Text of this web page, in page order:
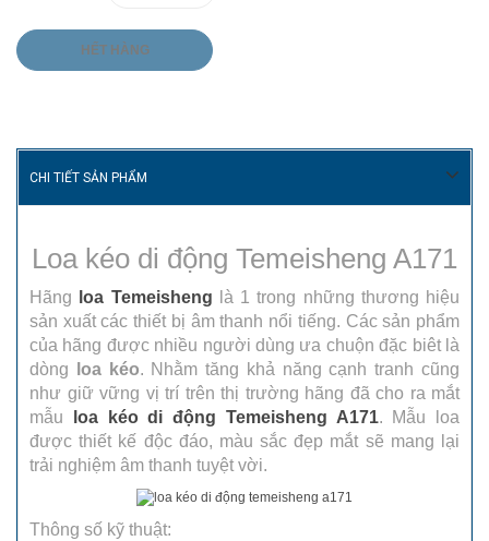
HẾT HÀNG
CHI TIẾT SẢN PHẨM
Loa kéo di động Temeisheng A171
Hãng loa Temeisheng là 1 trong những thương hiệu
sản xuất các thiết bị âm thanh nổi tiếng. Các sản phẩm
của hãng được nhiều người dùng ưa chuộn đặc biêt là
dòng
loa kéo. Nhằm tăng khả năng cạnh tranh cũng
như giữ vững vị trí trên thị trường hãng đã cho ra mắt
mẫu
loa kéo di động Temeisheng A171. Mẫu loa
được thiết kế độc đáo, màu sắc đẹp mắt sẽ mang lại
trải nghiệm âm thanh tuyệt vời.
Thông số kỹ thuật: